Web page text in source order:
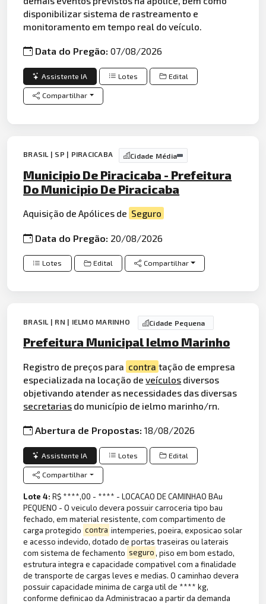
disponibilizar sistema de rastreamento e
monitoramento em tempo real do veículo.
Data do Pregão:07/08/2026
Assistente IA Lotes Edital
Compartilhar
BRASIL | SP | PIRACICABA Cidade Média
Municipio De Piracicaba - Prefeitura
Do Municipio De Piracicaba
Aquisição de Apólices de Seguro
Data do Pregão: 20/08/2026
Lotes Edital Compartilhar
BRASIL | RN | IELMO MARINHO Cidade Pequena
Prefeitura Municipal Ielmo Marinho
Registro de preços para contra tação de empresa
especializada na locação deveículos diversos
objetivando atender as necessidades das diversas
secretarias do município de ielmo marinho/rn.
Abertura de Propostas:18/08/2026
Assistente IA Lotes Edital
Compartilhar
Lote 4:R$ ****,00 - **** - LOCACAO DE CAMINHAO BAu
PEQUENO - O veiculo devera possuir carroceria tipo bau
fechado, em material resistente, com compartimento de
carga protegido contra intemperies, poeira, exposicao solar
e acesso indevido, dotado de portas traseiras ou laterais
com sistema de fechamento seguro, piso em bom estado,
estrutura integra e capacidade compativel com a finalidade
de transporte de cargas leves e medias. O caminhao devera
possuir capacidade minima de carga util de **** kg,
conforme definicao da Administracao a partir da demanda